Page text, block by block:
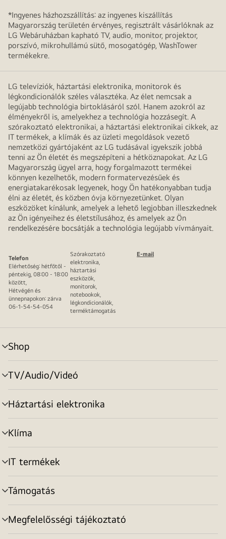
*Ingyenes házhozszállítás: az ingyenes kiszállítás
Magyarország területén érvényes, regisztrált vásárlóknak az
LG Webáruházban kapható TV, audio, monitor, projektor,
porszívó, mikrohullámú sütő, mosogatógép, WashTower
termékekre.
LG televíziók, háztartási elektronika, monitorok és
légkondicionálók széles választéka. Az élet nemcsak a
legújabb technológia birtoklásáról szól. Hanem azokról az
élményekről is, amelyekhez a technológia hozzásegít. A
szórakoztató elektronikai, a háztartási elektronikai cikkek, az
IT termékek, a klímák és az üzleti megoldások vezető
nemzetközi gyártójaként az LG tudásával igyekszik jobbá
tenni az Ön életét és megszépíteni a hétköznapokat. Az LG
Magyarország ügyel arra, hogy forgalmazott termékei
könnyen kezelhetők, modern formatervezésűek és
energiatakarékosak legyenek, hogy Ön hatékonyabban tudja
élni az életét, és közben óvja környezetünket. Olyan
eszközöket kínálunk, amelyek a lehető legjobban illeszkednek
az Ön igényeihez és életstílusához, és amelyek az Ön
rendelkezésére bocsátják a technológia legújabb vívmányait.
Telefon
Elérhetőség: hétfőtől -
péntekig, 08:00 - 18:00
között,
Hétvégén és
ünnepnapokon: zárva
06-1-54-54-054
Szórakoztató
elektronika,
háztartási
eszközök,
monitorok,
notebookok,
légkondicionálók,
terméktámogatás
E-mail
Shop
menu
toggle
TV/Audio/Videó
menu
toggle
Háztartási elektronika
menu
toggle
Klíma
menu
toggle
IT termékek
menu
toggle
Támogatás
menu
toggle
Megfelelősségi tájékoztató
menu
toggle